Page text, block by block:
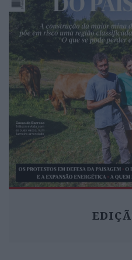
“Tive de me
de um carro”